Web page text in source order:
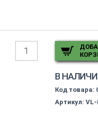
В
Код товара:
Артикул: VL-